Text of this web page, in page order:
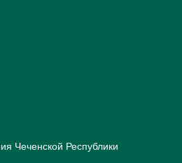
Чеченской Республики